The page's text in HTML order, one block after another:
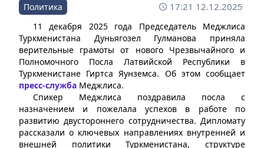
Политика 17:21 12.12.2025
11 декабря 2025 года Председатель Меджлиса
Туркменистана Дуньягозел Гулманова приняла
верительные грамоты от нового Чрезвычайного и
Полномочного Посла Латвийской Республики в
Туркменистане Гиртса Яунземса. Об этом сообщает
пресс-служба Меджлиса.
Спикер Меджлиса поздравила посла с
назначением и пожелала успехов в работе по
развитию двустороннего сотрудничества. Дипломату
рассказали о ключевых направлениях внутренней и
внешней политики Туркменистана, структуре